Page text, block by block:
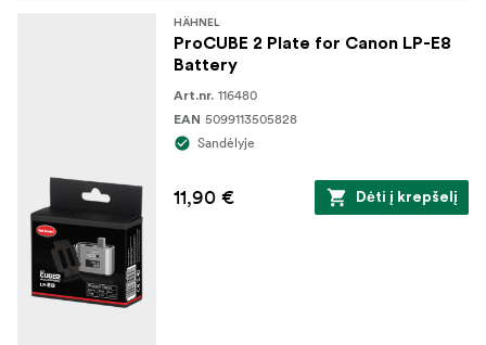
HÄHNEL
ProCUBE 2 Plate for Canon LP-E8
Battery
Art.nr. 116480
EAN 5099113505828
Sandėlyje
11,90 € Dėti į krepšelį